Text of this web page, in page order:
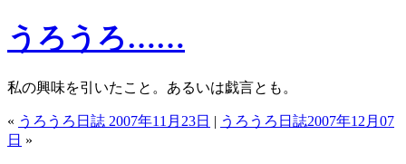
うろうろ……
私の興味を引いたこと。あるいは戯言とも。
« うろうろ日誌 2007年11月23日 | うろうろ日誌2007年12月07
日 »